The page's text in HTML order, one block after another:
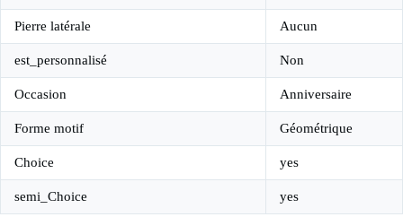
Pierre latérale Aucun
est_personnalisé Non
Occasion Anniversaire
Forme motif Géométrique
Choice yes
semi_Choice yes